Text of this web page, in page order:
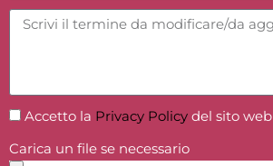
Accetto la Privacy Policy del sito web
Carica un file se necessario